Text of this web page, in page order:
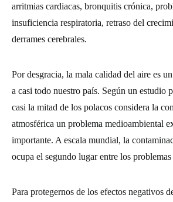
arritmias cardiacas, bronquitis crónica,
insuficiencia respiratoria, retraso del
derrames cerebrales.
Por desgracia, la mala calidad del aire es
a casi todo nuestro país. Según un estudio
casi la mitad de los polacos considera la
atmosférica un problema medioambiental
importante. A escala mundial, la
ocupa el segundo lugar entre los
Para protegernos de los efectos negativos